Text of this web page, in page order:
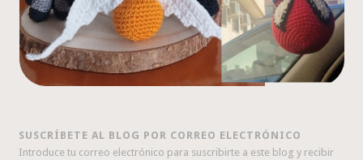
SUSCRÍBETE AL BLOG POR CORREO ELECTRÓNICO
Introduce tu correo electrónico para suscribirte a este blog y recibir